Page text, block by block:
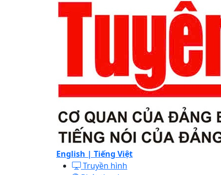
English | Tiếng Việt
Truyền hình